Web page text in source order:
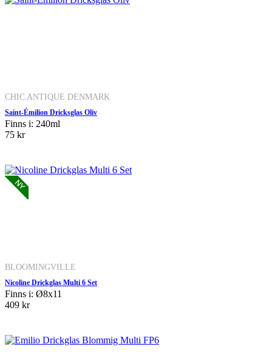
CHIC ANTIQUE DENMARK
Saint-Émilion Dricksglas Oliv
Finns i: 240ml
75 kr
BLOOMINGVILLE
Nicoline Drickglas Multi 6 Set
Finns i: Ø8x11
409 kr